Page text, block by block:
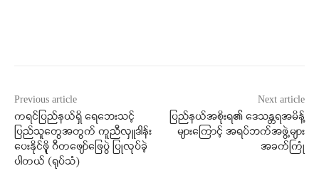
Previous article
ကရင်ပြည်နယ်ရှိ ရေဘေးသင့်
ပြည်သူတွေအတွက် ကူညီလှူဒါန်း
ပေးနိုင်ဖိုု့ ဂီတဖျော်ဖြေပွဲ ပြုလုပ်ခဲ့
ပါတယ် (ရုပ်သံ)
Next article
ပြည်နယ်အစိုးရ၏ ဒေသန္တရအမိန့်
များကြောင့် အရပ်ဘက်အဖွဲ့များ
အခက်ကြုံ